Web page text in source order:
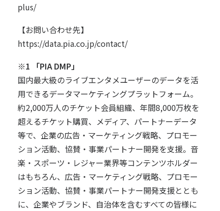
plus/
【お問い合わせ先】
https://data.pia.co.jp/contact/
※1
「PIA DMP」
国内最大級のライブエンタメユーザーのデータを活
用できるデータマーケティングプラットフォーム。
約2,000万人のチケット会員組織、年間8,000万枚を
超えるチケット購買、メディア、パートナーデータ
等で、企業の広告・マーケティング戦略、プロモー
ション活動、協賛・事業パートナー開発を支援。音
楽・スポーツ・レジャー業界等コンテンツホルダー
はもちろん、広告・マーケティング戦略、プロモー
ション活動、協賛・事業パートナー開発支援ととも
に、企業やブランド、自治体を含むすべての皆様に